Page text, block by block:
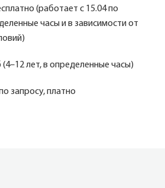
(работает с 15.04 по
часы и в зависимости от
(4–12 лет, в определенные часы)
запросу, платно